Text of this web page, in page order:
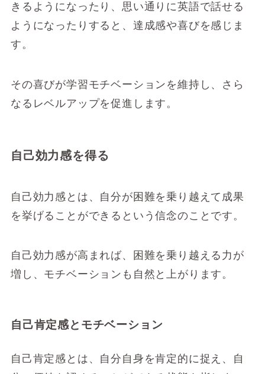
きるようになったり、思い通りに英語で話せる
ようになったりすると、達成感や喜びを感じま
す。
その喜びが学習モチベーションを維持し、さら
なるレベルアップを促進します。
自己効力感を得る
自己効力感とは、自分が困難を乗り越えて成果
を挙げることができるという信念のことです。
自己効力感が高まれば、困難を乗り越える力が
増し、モチベーションも自然と上がります。
自己肯定感とモチベーション
自己肯定感とは、自分自身を肯定的に捉え、自